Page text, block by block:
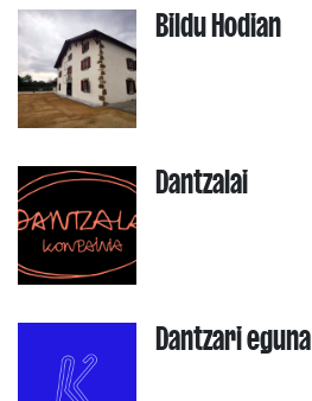
Bildu Hodian
Dantzalai
Dantzari eguna